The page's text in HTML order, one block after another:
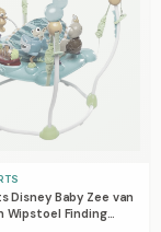
Disney Baby Zee van
Finding